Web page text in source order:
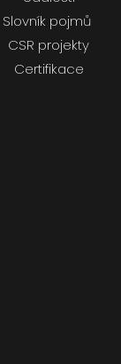
Slovník pojmů
CSR projekty
Certifikace